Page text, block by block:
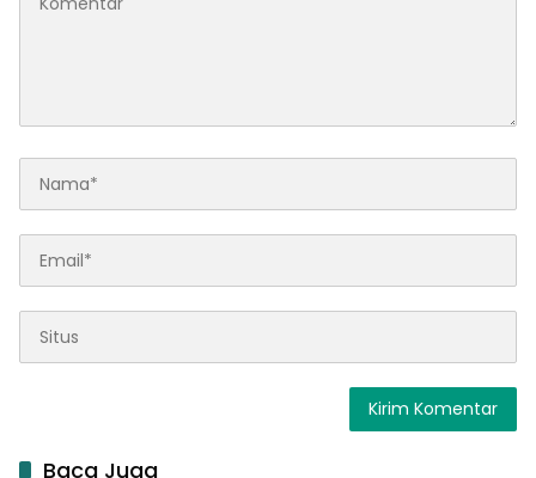
Baca Juga